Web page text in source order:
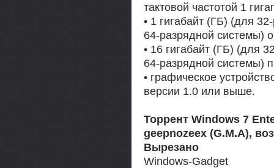
тактовой частотой 1
• 1 гигабайт (ГБ) (для
64-разрядной системы)
• 16 гигабайт (ГБ) (для
64-разрядной системы)
• графическое
версии 1.0 или выше.
Торрент Windows 7
geepnozeex (G.M.A),
Вырезано
Windows-Gadget